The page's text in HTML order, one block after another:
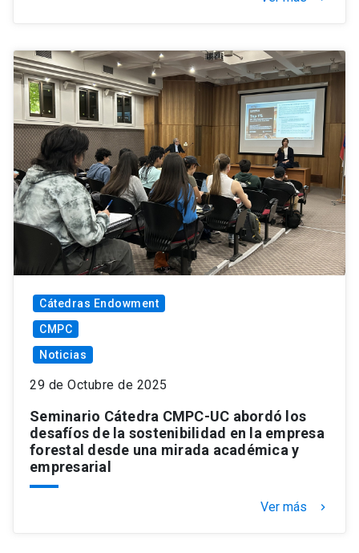
Cátedras Endowment
CMPC
Noticias
29 de Octubre de 2025
Seminario Cátedra CMPC-UC abordó los
desafíos de la sostenibilidad en la empresa
forestal desde una mirada académica y
empresarial
Ver más keyboard_arrow_right